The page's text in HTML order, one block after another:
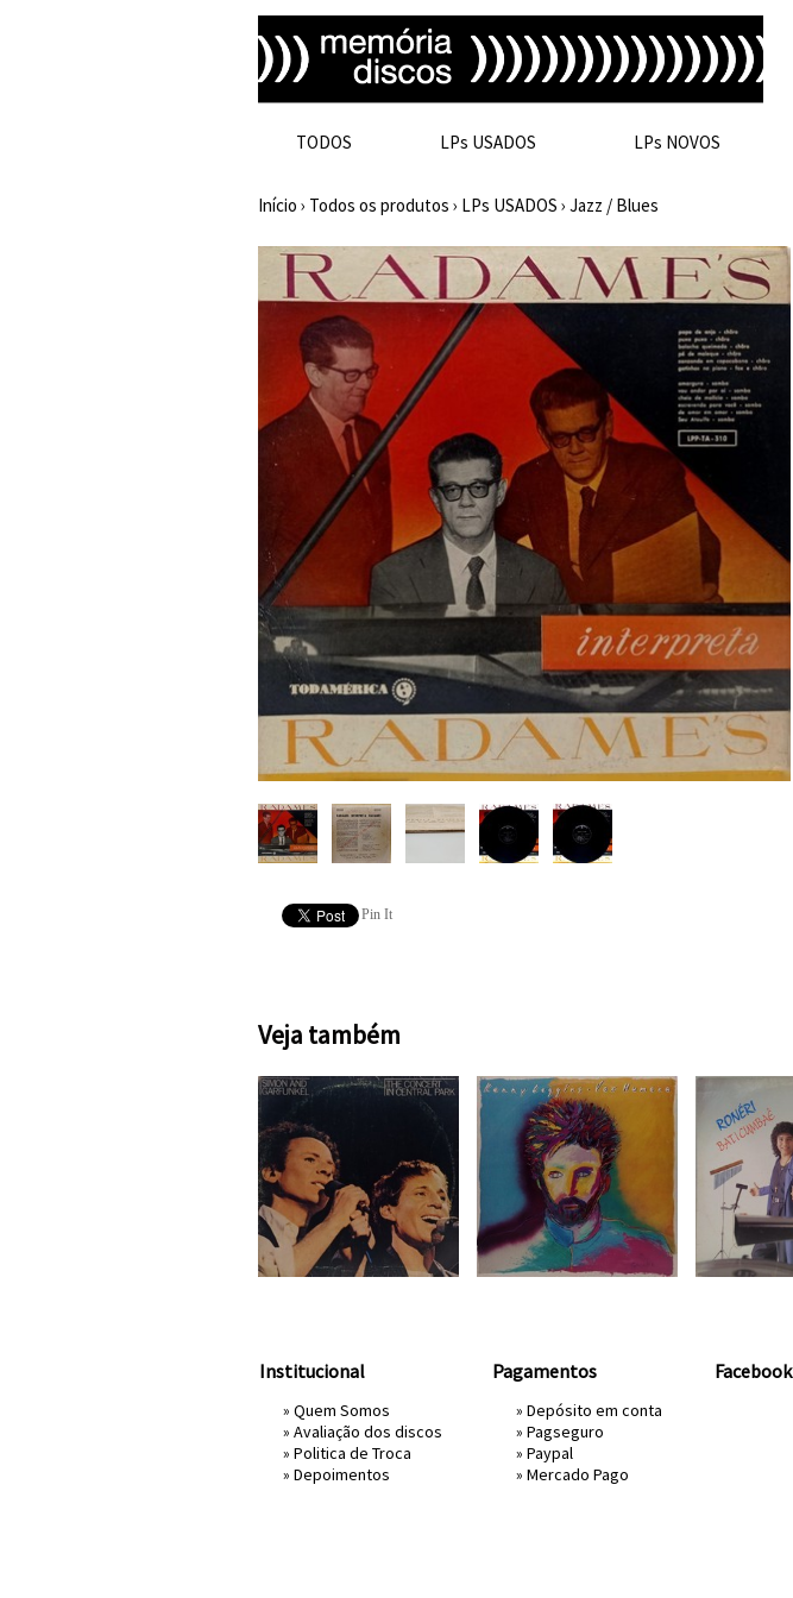
TODOS LPs USADOS LPs NOVOS
Início › Todos os produtos › LPs USADOS › Jazz / Blues
Pin It
Veja também
Institucional
» Quem Somos
» Avaliação dos discos
» Politica de Troca
» Depoimentos
Pagamentos
» Depósito em conta
» Pagseguro
» Paypal
» Mercado Pago
Facebook